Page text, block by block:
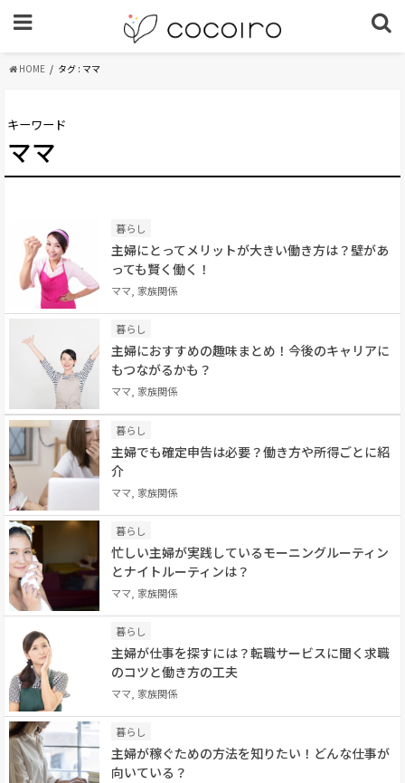
HOME タグ : ママ
キーワード
ママ
暮らし
主婦にとってメリットが大きい働き方は？壁があ
っても賢く働く！
ママ, 家族関係
暮らし
主婦におすすめの趣味まとめ！今後のキャリアに
もつながるかも？
ママ, 家族関係
暮らし
主婦でも確定申告は必要？働き方や所得ごとに紹
介
ママ, 家族関係
暮らし
忙しい主婦が実践しているモーニングルーティン
とナイトルーティンは？
ママ, 家族関係
暮らし
主婦が仕事を探すには？転職サービスに聞く求職
のコツと働き方の工夫
ママ, 家族関係
暮らし
主婦が稼ぐための方法を知りたい！どんな仕事が
向いている？